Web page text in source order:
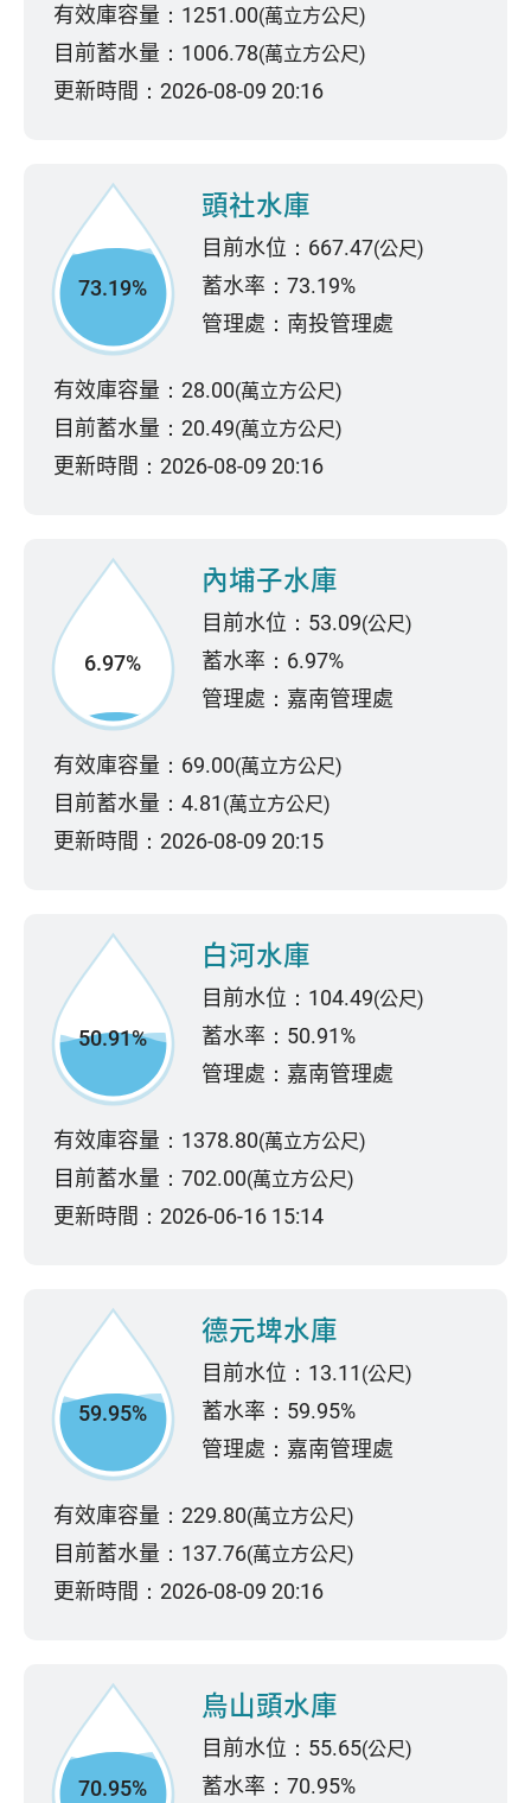
有效庫容量：1251.00(萬立方公尺)
目前蓄水量：1006.78(萬立方公尺)
更新時間：2026-08-09 20:16
73.19%
頭社水庫
目前水位：667.47(公尺)
蓄水率：73.19%
管理處：南投管理處
有效庫容量：28.00(萬立方公尺)
目前蓄水量：20.49(萬立方公尺)
更新時間：2026-08-09 20:16
6.97%
內埔子水庫
目前水位：53.09(公尺)
蓄水率：6.97%
管理處：嘉南管理處
有效庫容量：69.00(萬立方公尺)
目前蓄水量：4.81 (萬立方公尺)
更新時間：2026-08-09 20:15
50.91%
白河水庫
目前水位：104.49(公尺)
蓄水率：50.91%
管理處：嘉南管理處
有效庫容量：1378.80(萬立方公尺)
目前蓄水量：702.00(萬立方公尺)
更新時間：2026-06-16 15:14
59.95%
德元埤水庫
目前水位：13.11 (公尺)
蓄水率：59.95%
管理處：嘉南管理處
有效庫容量：229.80(萬立方公尺)
目前蓄水量：137.76(萬立方公尺)
更新時間：2026-08-09 20:16
70.95%
烏山頭水庫
目前水位：55.65(公尺)
蓄水率：70.95%